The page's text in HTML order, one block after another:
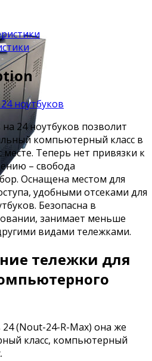
24 ноутбуков позволит
компьютерный класс в
Теперь нет привязки к
– свобода
Оснащена местом для
удобными отсеками для
Безопасна в
занимает меньше
видами тележками.
тележки для
(Nout-24-R-Max) она же
класс, компьютерный